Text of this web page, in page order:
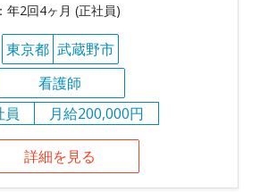
年2回4ヶ月 (正社員)
東京都 武蔵野市
看護師
員
月給200,000円
詳細を見る